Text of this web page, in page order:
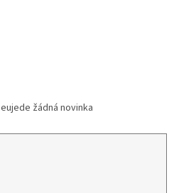
žádná novinka